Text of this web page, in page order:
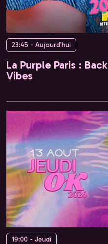
23:45 - Aujourd'hui
La Purple Paris :
Vibes
19:00 - Jeudi